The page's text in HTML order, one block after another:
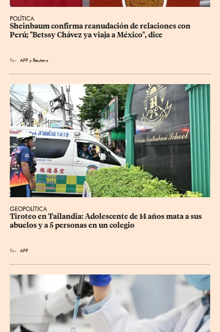
POLÍTICA
Sheinbaum confirma reanudación de relaciones con
Perú; "Betssy Chávez ya viaja a México", dice
Por AFP yReuters
GEOPOLÍTICA
Tiroteo en Tailandia: Adolescente de 14 años mata a sus
abuelos y a 5 personas en un colegio
Por AFP